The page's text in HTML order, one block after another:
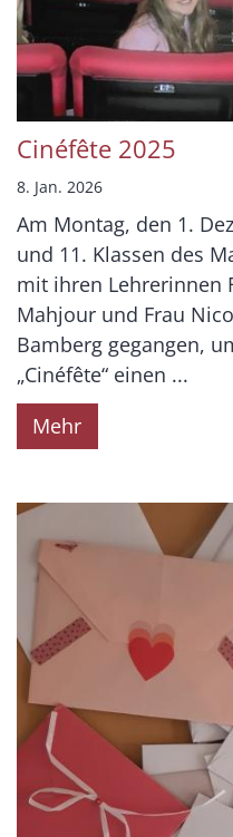
Cinéfête 2025
8. Jan. 2026
Am Montag, den 1.
und 11. Klassen des
mit ihren Lehrerinnen
Mahjour und Frau
Bamberg gegangen,
„Cinéfête“ einen ...
Mehr